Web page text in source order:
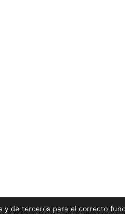
y de terceros para el correcto